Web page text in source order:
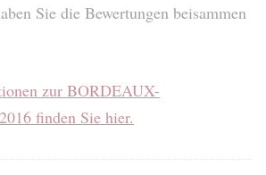
Sie die Bewertungen beisammen
zur BORDEAUX-
finden Sie hier.